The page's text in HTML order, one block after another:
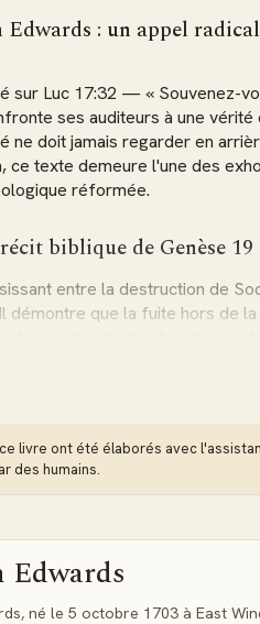
: un appel
sur Luc 17:32 — « Souvenez-
ses auditeurs à une vérité
ne doit jamais regarder en
ce texte demeure l'une des
réformée.
biblique de Genèse 19
entre la destruction de
démontre que la fuite hors de
par Christ. Le sort tragique
de ne jamais revenir en
divin. Le châtiment qui la frappe
croyant dispose d'un
au péché à la fois absurde et
livre ont été élaborés avec
des humains.
Edwards
né le 5 octobre 1703 à East